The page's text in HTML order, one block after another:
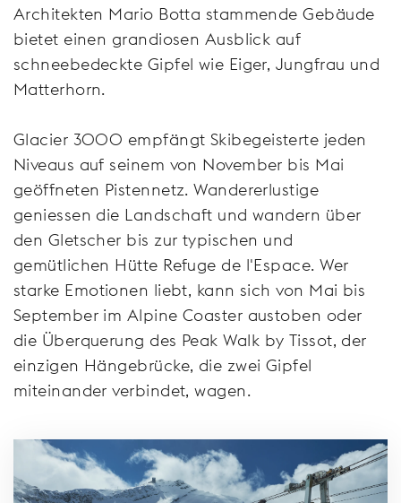
Architekten Mario Botta stammende Gebäude
bietet einen grandiosen Ausblick auf
schneebedeckte Gipfel wie Eiger, Jungfrau und
Matterhorn.
Glacier 3000 empfängt Skibegeisterte jeden
Niveaus auf seinem von November bis Mai
geöffneten Pistennetz. Wandererlustige
geniessen die Landschaft und wandern über
den Gletscher bis zur typischen und
gemütlichen Hütte Refuge de l'Espace. Wer
starke Emotionen liebt, kann sich von Mai bis
September im Alpine Coaster austoben oder
die Überquerung des Peak Walk by Tissot, der
einzigen Hängebrücke, die zwei Gipfel
miteinander verbindet, wagen.